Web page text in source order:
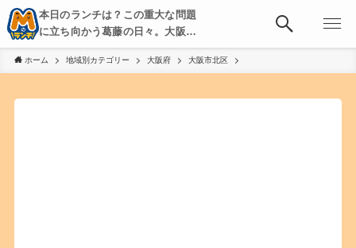
本日のランチは？この重大な問題
に立ち向かう葛藤の日々。大阪・
京都・神戸を中心とした食べ歩
き、飲み歩きを綴る。
ホーム 地域別カテゴリー 大阪府 大阪市北区